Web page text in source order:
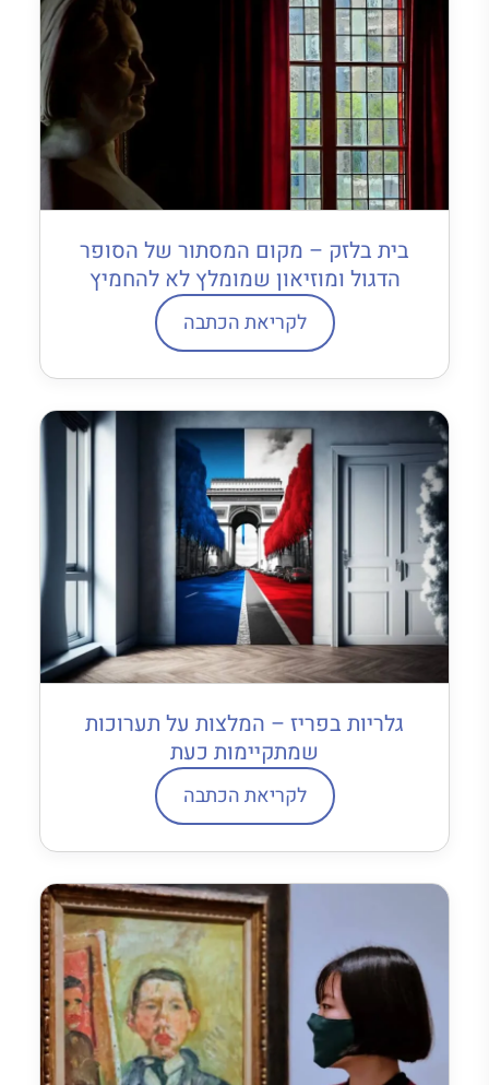
בית בלזק – מקום המסתור של הסופר
הדגול ומוזיאון שמומלץ לא להחמיץ
לקריאת הכתבה
גלריות בפריז – המלצות על תערוכות
שמתקיימות כעת
לקריאת הכתבה